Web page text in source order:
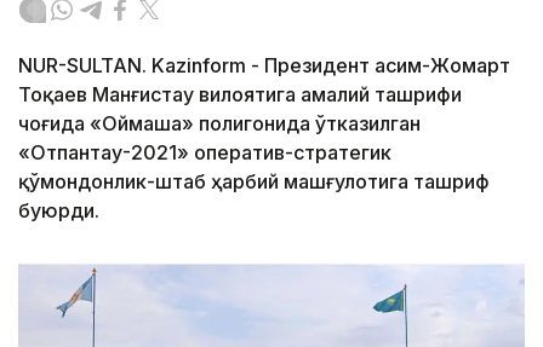
NUR-SULTAN. Kazinform - Президент Қасим-Жомарт
Тоқаев Манғистау вилоятига амалий ташрифи
чоғида «Оймаша» полигонида ўтказилган
«Отпантау-2021» оператив-стратегик
қўмондонлик-штаб ҳарбий машғулотига ташриф
буюрди.